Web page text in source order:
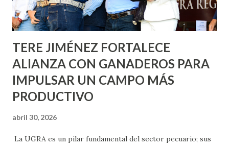
los edificios FOVISSSTE Ojo de Agua, en la comunidad
Norias de Paso Hondo y en los edificios de...
TERE JIMÉNEZ FORTALECE
ALIANZA CON GANADEROS PARA
IMPULSAR UN CAMPO MÁS
PRODUCTIVO
abril 30, 2026
La UGRA es un pilar fundamental del sector pecuario; sus